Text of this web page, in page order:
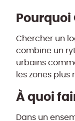
Chercher un
combine un
urbains
les zones
À quoi
Dans un